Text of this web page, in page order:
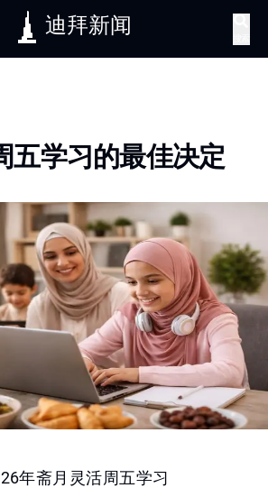
迪拜新闻
五学习的最佳决定
年斋月灵活周五学习